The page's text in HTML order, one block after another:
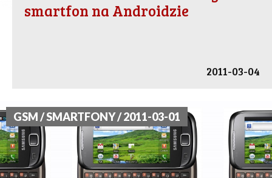
smartfon na Androidzie
2011-03-04
GSM / SMARTFONY / 2011-03-01